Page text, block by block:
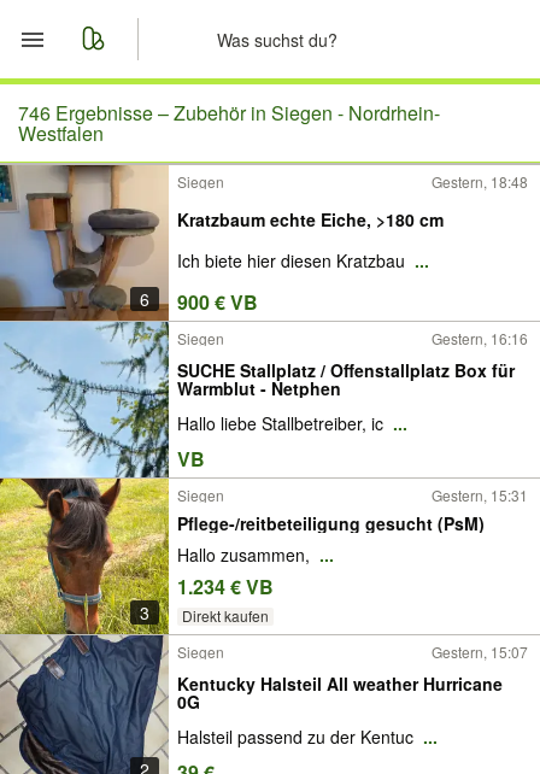
Start
Merkliste
Nachrichten
Anzeige aufgeben
746 Ergebnisse –Zubehör in Siegen - Nordrhein-
Westfalen
6
Siegen Gestern, 18:48
Kratzbaum echte Eiche, >180 cm
Ich biete hier diesen Kratzbau ...
900 € VB
Siegen Gestern, 16:16
SUCHE Stallplatz / Offenstallplatz Box für
Warmblut - Netphen
Hallo liebe Stallbetreiber, ic ...
VB
3
Siegen Gestern, 15:31
Pflege-/reitbeteiligung gesucht (PsM)
Hallo zusammen, ...
1.234 € VB
Direkt kaufen
2
Siegen Gestern, 15:07
Kentucky Halsteil All weather Hurricane
0G
Halsteil passend zu der Kentuc ...